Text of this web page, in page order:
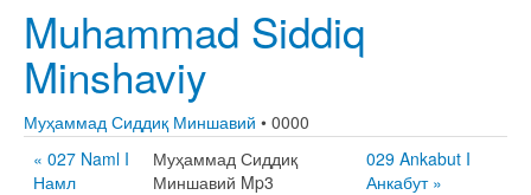
Muhammad Siddiq
Minshaviy
Муҳаммад Сиддиқ Миншавий • 0000
« 027 Naml I
Намл
Муҳаммад Сиддиқ
Миншавий Mp3
029 Ankabut I
Анкабут »